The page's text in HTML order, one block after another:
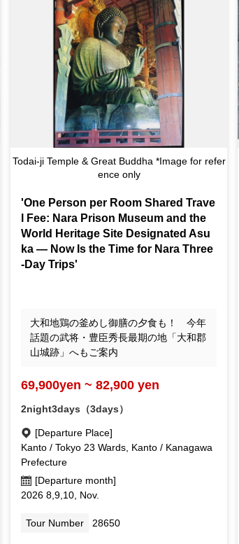
Todai-ji Temple & Great Buddha *Image for refer
ence only
'One Person per Room Shared Trave
l Fee: Nara Prison Museum and the
World Heritage Site Designated Asu
ka — Now Is the Time for Nara Three
-Day Trips'
大和地鶏の釜めし御膳の夕食も！ 今年
話題の武将・豊臣秀長最期の地「大和郡
山城跡」へもご案内
69,900yen ~ 82,900 yen
2night3days（3days）
[Departure Place]
Kanto / Tokyo 23 Wards, Kanto / Kanagawa
Prefecture
[Departure month]
2026 8,9,10, Nov.
Tour Number 28650